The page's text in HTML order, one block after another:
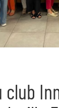
club